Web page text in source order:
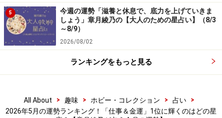
5
今週の運勢「滋養と休息で、底力を上げていきま
しょう」章月綾乃の【大人のための星占い】（8/3
～8/9）
2026/08/02
ランキングをもっと見る
All About > 趣味 > ホビー・コレクション > 占い
>
2026年5月の運勢ランキング！「仕事＆金運」1位に輝くのはどの星